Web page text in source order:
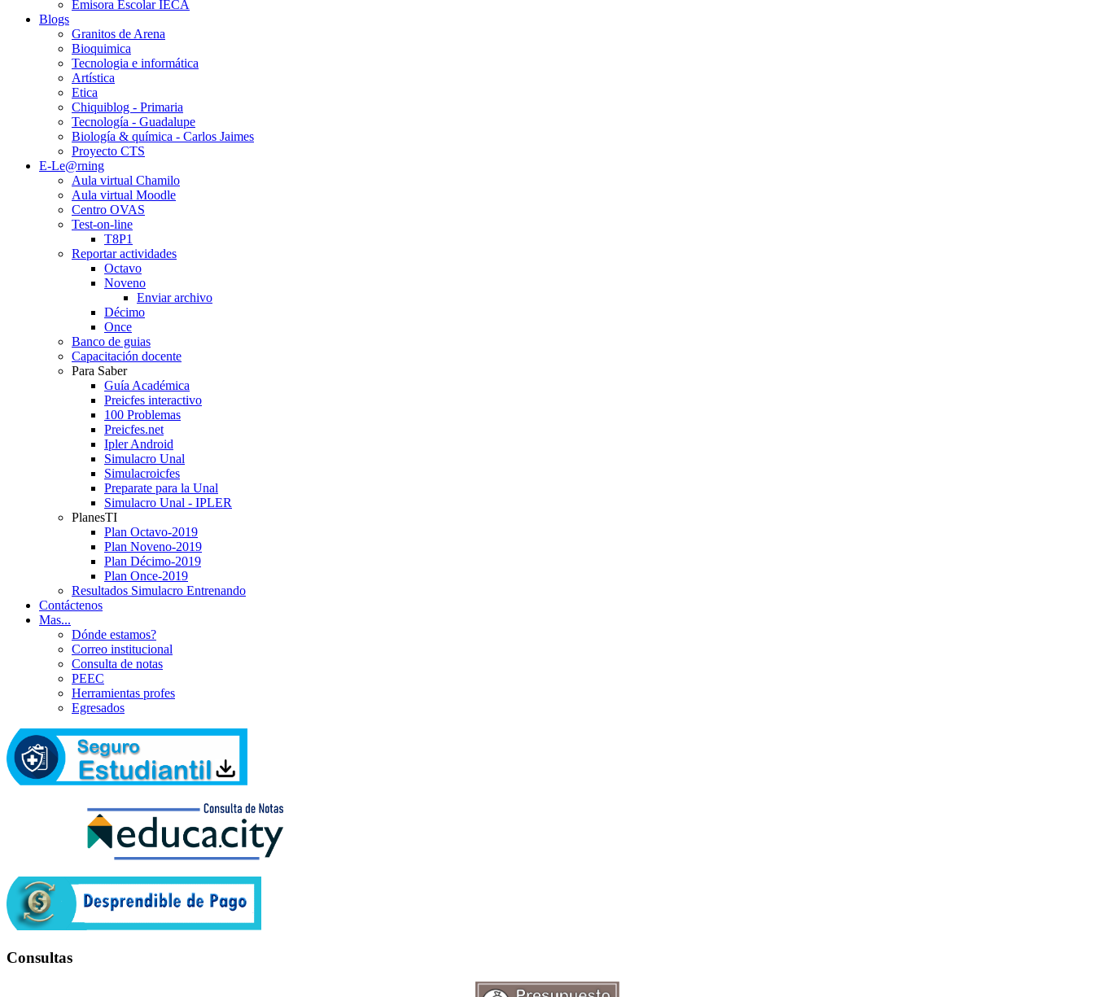
Emisora Escolar IECA
Blogs
Granitos de Arena
Bioquimica
Tecnologia e informática
Artística
Etica
Chiquiblog - Primaria
Tecnología - Guadalupe
Biología & química - Carlos Jaimes
Proyecto CTS
E-Le@rning
Aula virtual Chamilo
Aula virtual Moodle
Centro OVAS
Test-on-line
T8P1
Reportar actividades
Octavo
Noveno
Enviar archivo
Décimo
Once
Banco de guias
Capacitación docente
Para Saber
Guía Académica
Preicfes interactivo
100 Problemas
Preicfes.net
Ipler Android
Simulacro Unal
Simulacroicfes
Preparate para la Unal
Simulacro Unal - IPLER
PlanesTI
Plan Octavo-2019
Plan Noveno-2019
Plan Décimo-2019
Plan Once-2019
Resultados Simulacro Entrenando
Contáctenos
Mas...
Dónde estamos?
Correo institucional
Consulta de notas
PEEC
Herramientas profes
Egresados
Consultas